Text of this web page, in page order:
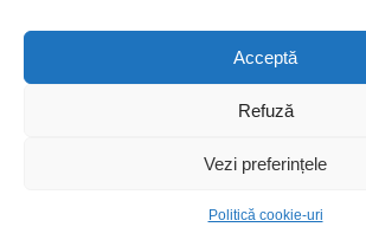
Acceptă
Refuză
Vezi preferințele
Politică cookie-uri
© 2026 Biblioteca Judeţeană „Gheorghe Asachi” Iaşi